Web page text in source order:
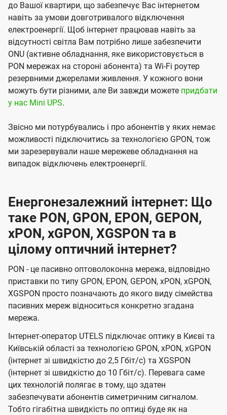
до Вашої квартири, що забезпечує Вас інтернетом
навіть за умови довготривалого відключення
електроенергії. Щоб інтернет працював навіть за
відсутності світла Вам потрібно лише забезпечити
ONU (активне обладнання, яке використовується в
PON мережах на стороні абонента) та Wi-Fi роутер
резервними джерелами живлення. У кожного вони
можуть бути різними, але Ви завжди можете придбати
у нас Mini UPS.
Звісно ми потурбувались і про абонентів у яких немає
можливості підключитись за технологією GPON, тож
ми зарезервували наше мережеве обладнання на
випадок відключень електроенергії.
Енергонезалежний інтернет: Що
таке PON, GPON, EPON, GEPON,
xPON, xGPON, XGSPON та в
цілому оптичний інтернет?
PON - це пасивно оптоволоконна мережа, відповідно
приставки по типу GPON, EPON, GEPON, xPON, xGPON,
XGSPON просто позначають до якого виду сімейства
пасивних мереж відноситься конкретно згадана
мережа.
Інтернет-оператор UTELS підключає оптику в Києві та
Київській області за технологією GPON, xPON, xGPON
(інтернет зі швидкістю до 2,5 Гбіт/с) та XGSPON
(інтернет зі швидкістю до 10 Гбіт/с). Перевага саме
цих технологій полягає в тому, що здатен
забезпечувати абонентів симетричним сигналом.
Тобто гігабітна швидкість по оптиці буде як на